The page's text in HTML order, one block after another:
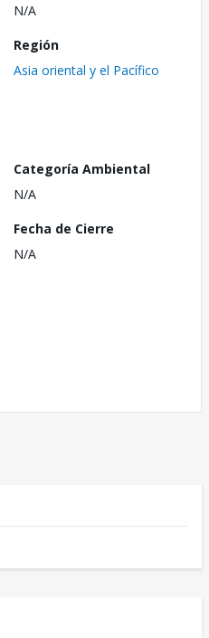
N/A
Región
Asia oriental y el Pacífico
Categoría Ambiental
N/A
Fecha de Cierre
N/A